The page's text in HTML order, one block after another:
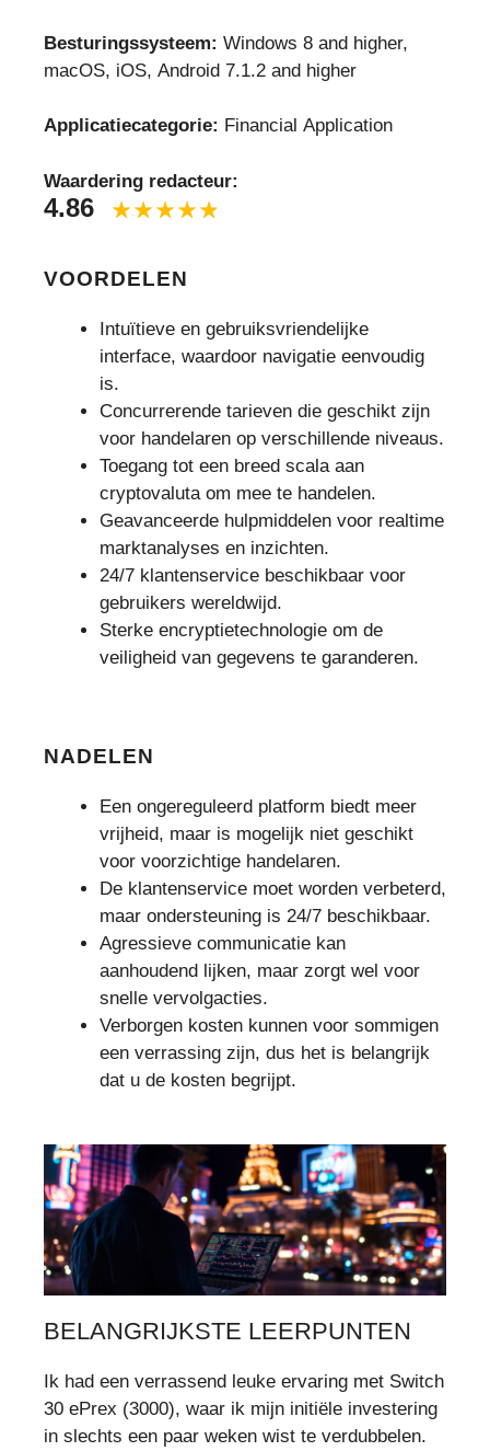
Besturingssysteem: Windows 8 and higher,
macOS, iOS, Android 7.1.2 and higher
Applicatiecategorie: Financial Application
Waardering redacteur:
4.86
VOORDELEN
Intuïtieve en gebruiksvriendelijke
interface, waardoor navigatie eenvoudig
is.
Concurrerende tarieven die geschikt zijn
voor handelaren op verschillende niveaus.
Toegang tot een breed scala aan
cryptovaluta om mee te handelen.
Geavanceerde hulpmiddelen voor realtime
marktanalyses en inzichten.
24/7 klantenservice beschikbaar voor
gebruikers wereldwijd.
Sterke encryptietechnologie om de
veiligheid van gegevens te garanderen.
NADELEN
Een ongereguleerd platform biedt meer
vrijheid, maar is mogelijk niet geschikt
voor voorzichtige handelaren.
De klantenservice moet worden verbeterd,
maar ondersteuning is 24/7 beschikbaar.
Agressieve communicatie kan
aanhoudend lijken, maar zorgt wel voor
snelle vervolgacties.
Verborgen kosten kunnen voor sommigen
een verrassing zijn, dus het is belangrijk
dat u de kosten begrijpt.
BELANGRIJKSTE LEERPUNTEN
Ik had een verrassend leuke ervaring met Switch
30 ePrex (3000), waar ik mijn initiële investering
in slechts een paar weken wist te verdubbelen.